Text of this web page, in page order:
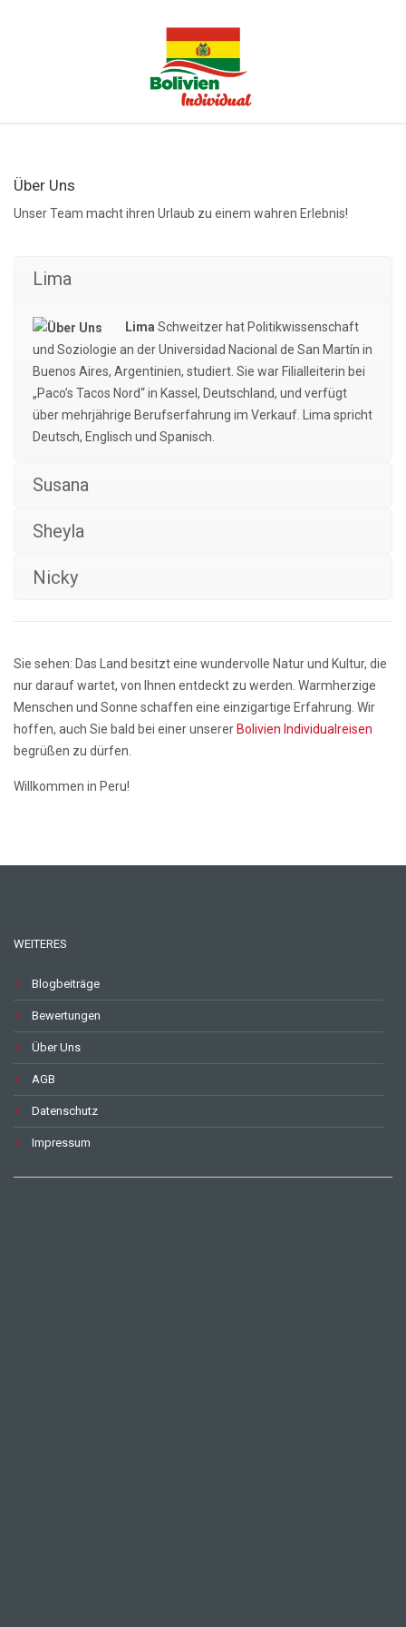
Über Uns
Unser Team macht ihren Urlaub zu einem wahren Erlebnis!
Lima
Lima Schweitzer hat Politikwissenschaft
und Soziologie an der Universidad Nacional de San Martín in
Buenos Aires, Argentinien, studiert. Sie war Filialleiterin bei
„Paco’s Tacos Nord“ in Kassel, Deutschland, und verfügt
über mehrjährige Berufserfahrung im Verkauf. Lima spricht
Deutsch, Englisch und Spanisch.
Susana
Sheyla
Nicky
Sie sehen: Das Land besitzt eine wundervolle Natur und Kultur, die
nur darauf wartet, von Ihnen entdeckt zu werden. Warmherzige
Menschen und Sonne schaffen eine einzigartige Erfahrung. Wir
hoffen, auch Sie bald bei einer unserer Bolivien Individualreisen
begrüßen zu dürfen.
Willkommen in Peru!
WEITERES
Blogbeiträge
Bewertungen
Über Uns
AGB
Datenschutz
Impressum